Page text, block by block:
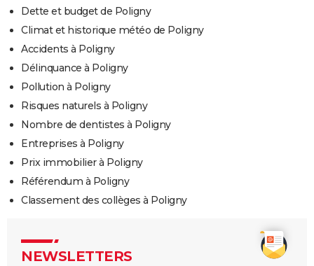
Dette et budget de Poligny
Climat et historique météo de Poligny
Accidents à Poligny
Délinquance à Poligny
Pollution à Poligny
Risques naturels à Poligny
Nombre de dentistes à Poligny
Entreprises à Poligny
Prix immobilier à Poligny
Référendum à Poligny
Classement des collèges à Poligny
NEWSLETTERS